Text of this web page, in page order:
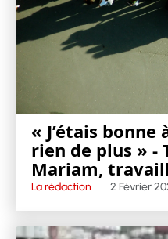
« J’étais
rien de plus » -
Mariam,
La rédaction 2 Février